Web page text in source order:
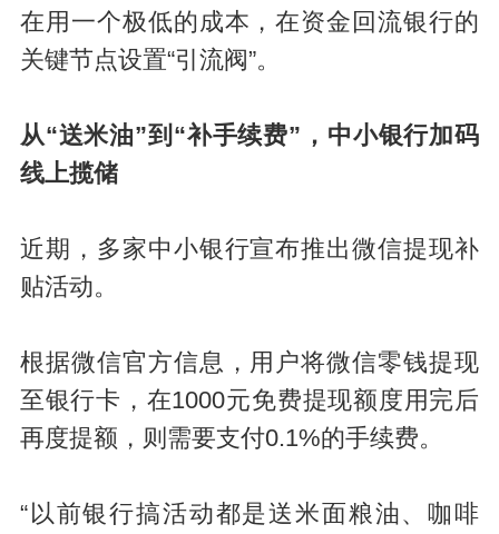
在用一个极低的成本，在资金回流银行的
关键节点设置“引流阀”。
从“送米油”到“补手续费”，中小银行加码
线上揽储
近期，多家中小银行宣布推出微信提现补
贴活动。
根据微信官方信息，用户将微信零钱提现
至银行卡，在1000元免费提现额度用完后
再度提额，则需要支付0.1%的手续费。
“以前银行搞活动都是送米面粮油、咖啡